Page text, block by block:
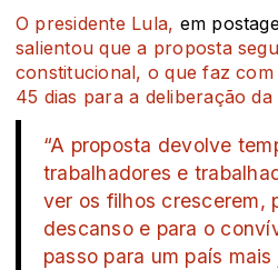
O presidente Lula, em
salientou que a proposta
constitucional, o que faz
45 dias para a deliberação da
“A proposta devolve
trabalhadores e
ver os filhos crescerem,
descanso e para o
passo para um país